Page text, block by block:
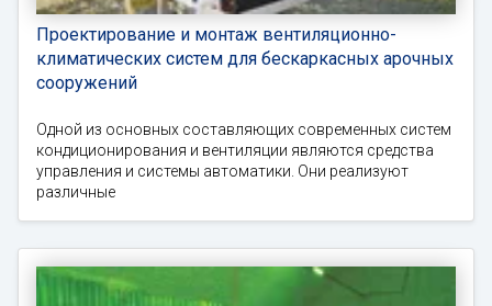
Проектирование и монтаж вентиляционно-
климатических систем для бескаркасных арочных
сооружений
Одной из основных составляющих современных систем
кондиционирования и вентиляции являются средства
управления и системы автоматики. Они реализуют
различные